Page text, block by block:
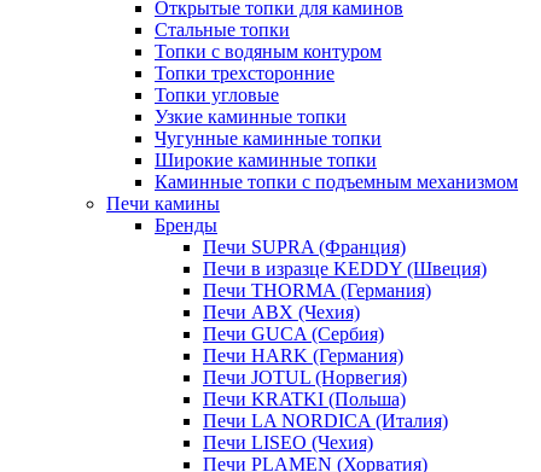
Открытые топки для каминов
Стальные топки
Топки с водяным контуром
Топки трехсторонние
Топки угловые
Узкие каминные топки
Чугунные каминные топки
Широкие каминные топки
Каминные топки с подъемным механизмом
Печи камины
Бренды
Печи SUPRA (Франция)
Печи в изразце KEDDY (Швеция)
Печи THORMA (Германия)
Печи ABX (Чехия)
Печи GUCA (Сербия)
Печи HARK (Германия)
Печи JOTUL (Норвегия)
Печи KRATKI (Польша)
Печи LA NORDICA (Италия)
Печи LISEO (Чехия)
Печи PLAMEN (Хорватия)